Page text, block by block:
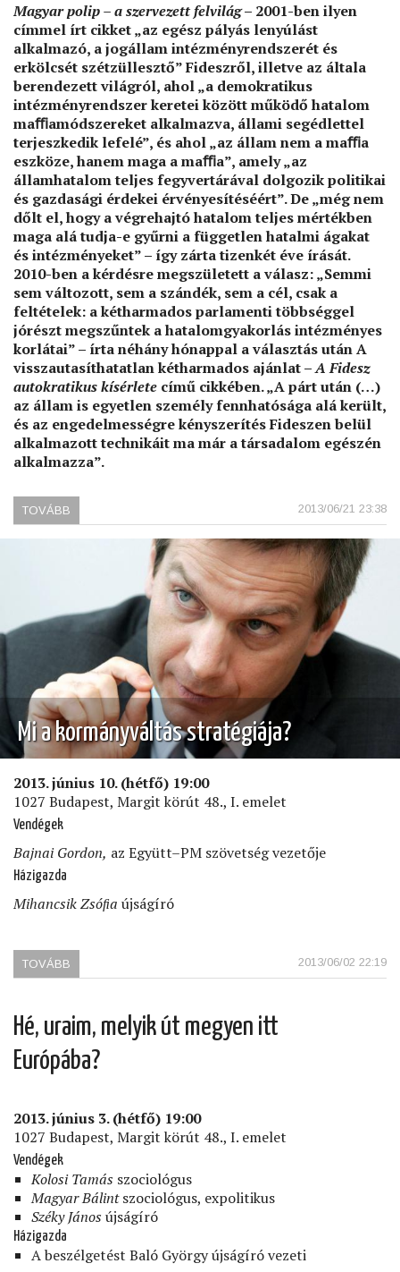
Magyar polip – a szervezett felvilág– 2001-ben ilyen
címmel írt cikket„az egész pályás lenyúlást
alkalmazó, a jogállam intézményrendszerét és
erkölcsét szétzüllesztő” Fideszről, illetve az általa
berendezett világról, ahol „a demokratikus
intézményrendszer keretei között működő hatalom
maﬃamódszereket alkalmazva, állami segédlettel
terjeszkedik lefelé”, és ahol „az állam nem a maﬃa
eszköze, hanem maga a maﬃa”, amely „az
államhatalom teljes fegyvertárával dolgozik politikai
és gazdasági érdekei érvényesí­té­séért”. De „még nem
dőlt el, hogy a végrehajtó hatalom teljes mértékben
maga alá tudja-e gyűrni a független hatalmi ágakat
és intézményeket” – így zárta tizenkét éve írását.
2010-ben a kérdésre megszületett a válasz: „Semmi
sem változott, sem a szándék, sem a cél, csak a
feltételek: a kétharmados parlamenti többséggel
jórészt megszűntek a hatalomgyakorlás intézményes
korlátai” – írta néhány hónappal a választás után A
visszautasíthatatlan kétharmados ajánlat –A Fidesz
autokratikus kísérlete című cikkében.„A párt után (…)
az állam is egyetlen személy fennhatósága alá került,
és az engedelmességre kényszerítés Fideszen belül
alkalmazott technikáit ma már a társadalom egészén
alkalmazza”.
2013/06/21 23:38
TOVÁBB
POSZTKOMMUNISTA
MAFFIAÁLLAM)
Mi a kormányváltás stratégiája?
2013. június 10. (hétfő) 19:00
1027 Budapest, Margit körút 48., I. emelet
Vendégek
Bajnai Gordon, az Együtt–PM szövetség vezetője
Házigazda
Mihancsik Zsóﬁa újságíró
2013/06/02 22:19
TOVÁBB
A
Hé, uraim, melyik út megyen itt
Európába?
2013. június 3. (hétfő) 19:00
1027 Budapest, Margit körút 48., I. emelet
Vendégek
Kolosi Tamás szociológus
Magyar Bálintszociológus, expolitikus
Széky János újságíró
Házigazda
A beszélgetést Baló György újságíró vezeti